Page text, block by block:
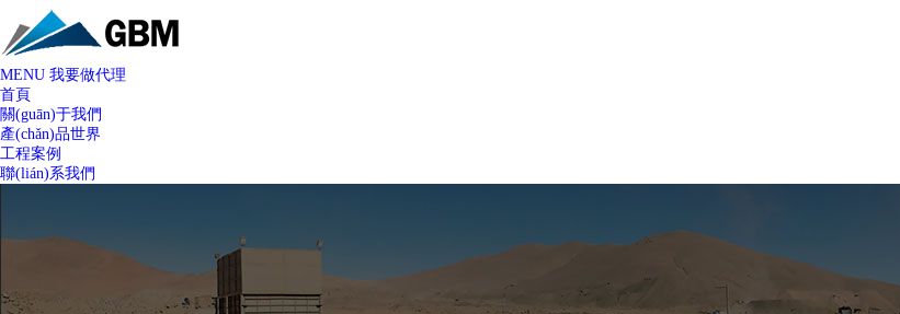
MENU 我要做代理
首頁
關(guān)于我們
產(chǎn)品世界
工程案例
聯(lián)系我們